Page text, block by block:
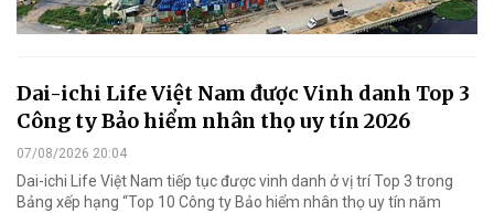
Dai-ichi Life Việt Nam được Vinh danh Top 3
Công ty Bảo hiểm nhân thọ uy tín 2026
07/08/2026 20:04
Dai-ichi Life Việt Nam tiếp tục được vinh danh ở vị trí Top 3 trong
Bảng xếp hạng “Top 10 Công ty Bảo hiểm nhân thọ uy tín năm